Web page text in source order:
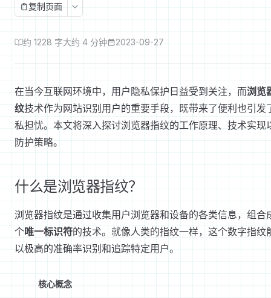
复制页面
约 1228 字大约 4 分钟 2023-09-27
在当今互联网环境中，用户隐私保护日益受到关注，而浏览
纹技术作为网站识别用户的重要手段，既带来了便利也引发
私担忧。本文将深入探讨浏览器指纹的工作原理、技术实现
防护策略。
什么是浏览器指纹？
浏览器指纹是通过收集用户浏览器和设备的各类信息，组合
个唯一标识符的技术。就像人类的指纹一样，这个数字指纹
以极高的准确率识别和追踪特定用户。
核心概念